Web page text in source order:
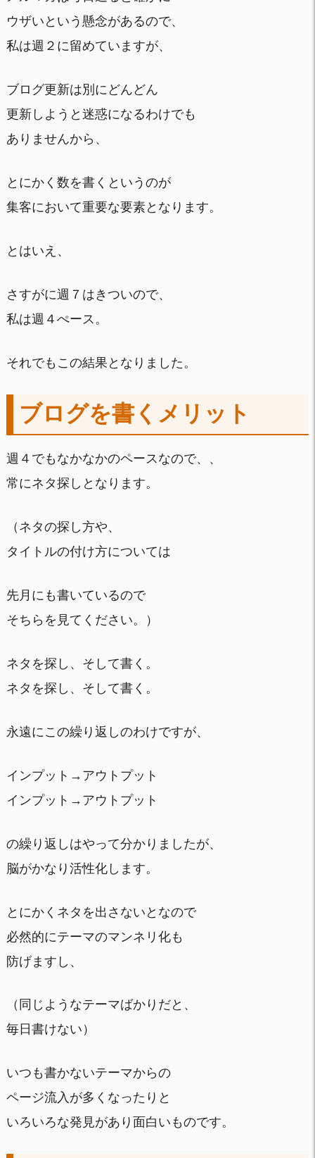
ウザいという懸念があるので、
私は週２に留めていますが、
ブログ更新は別にどんどん
更新しようと迷惑になるわけでも
ありませんから、
とにかく数を書くというのが
集客において重要な要素となります。
とはいえ、
さすがに週７はきついので、
私は週４ぺース。
それでもこの結果となりました。
ブログを書くメリット
週４でもなかなかのペースなので、、
常にネタ探しとなります。
（ネタの探し方や、
タイトルの付け方については
先月にも書いているので
そちらを見てください。）
ネタを探し、そして書く。
ネタを探し、そして書く。
永遠にこの繰り返しのわけですが、
インプット→アウトプット
インプット→アウトプット
の繰り返しはやって分かりましたが、
脳がかなり活性化します。
とにかくネタを出さないとなので
必然的にテーマのマンネリ化も
防げますし、
（同じようなテーマばかりだと、
毎日書けない）
いつも書かないテーマからの
ページ流入が多くなったりと
いろいろな発見があり面白いものです。